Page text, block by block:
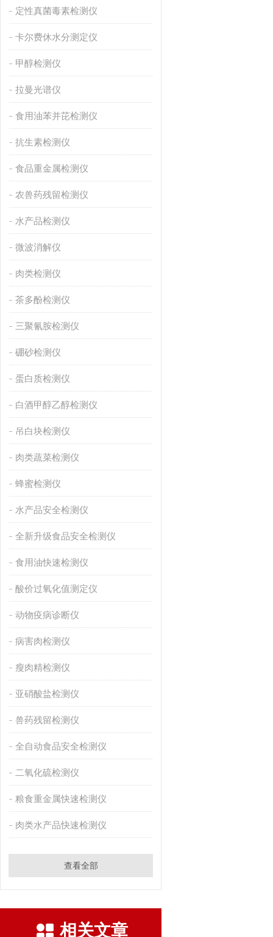
定性真菌毒素检测仪
卡尔费休水分测定仪
甲醇检测仪
拉曼光谱仪
食用油苯并芘检测仪
抗生素检测仪
食品重金属检测仪
农兽药残留检测仪
水产品检测仪
微波消解仪
肉类检测仪
茶多酚检测仪
三聚氰胺检测仪
硼砂检测仪
蛋白质检测仪
白酒甲醇乙醇检测仪
吊白块检测仪
肉类蔬菜检测仪
蜂蜜检测仪
水产品安全检测仪
全新升级食品安全检测仪
食用油快速检测仪
酸价过氧化值测定仪
动物疫病诊断仪
病害肉检测仪
瘦肉精检测仪
亚硝酸盐检测仪
兽药残留检测仪
全自动食品安全检测仪
二氧化硫检测仪
粮食重金属快速检测仪
肉类水产品快速检测仪
查看全部
相关文章